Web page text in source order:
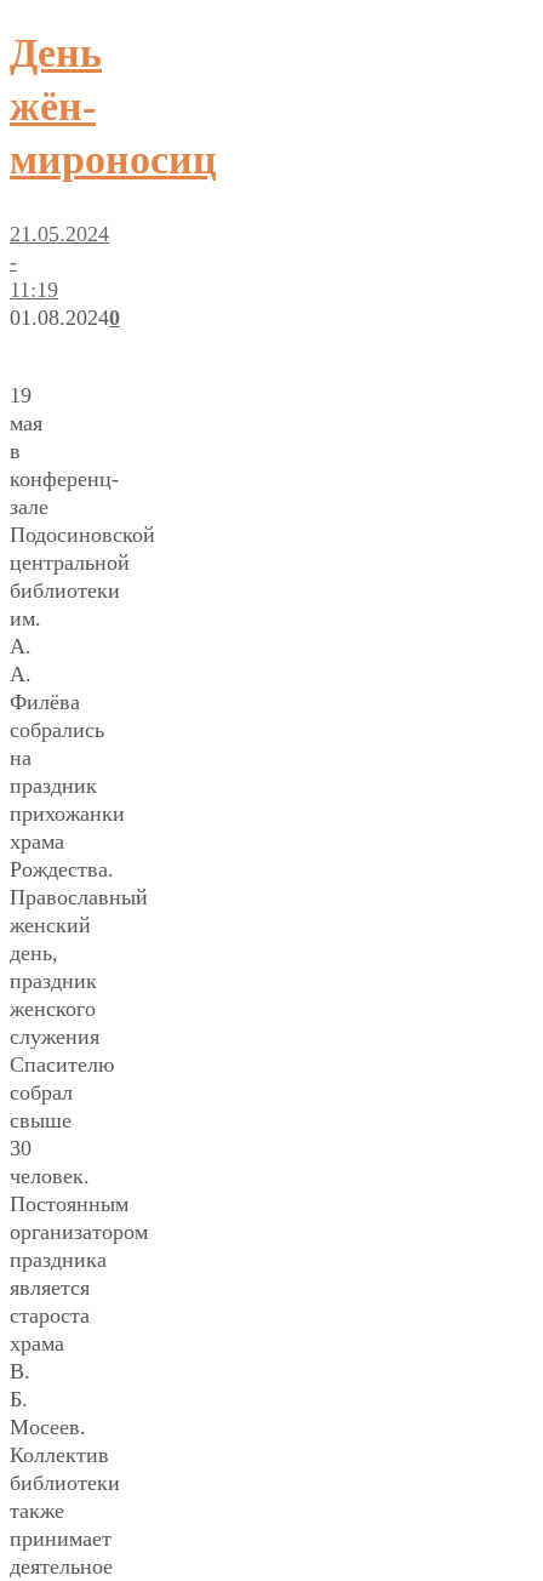
День
жён-
мироносиц
21.05.2024
-
11:19
01.08.20240
19
мая
в
конференц-
зале
Подосиновской
центральной
библиотеки
им.
А.
А.
Филёва
собрались
на
праздник
прихожанки
храма
Рождества.
Православный
женский
день,
праздник
женского
служения
Спасителю
собрал
свыше
30
человек.
Постоянным
организатором
праздника
является
староста
храма
В.
Б.
Мосеев.
Коллектив
библиотеки
также
принимает
деятельное